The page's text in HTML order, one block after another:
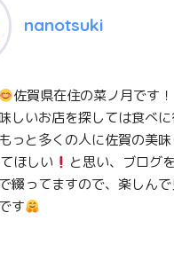
nanotsuki
佐賀県在住の菜ノ月です
しいお店を探しては食べ
っと多くの人に佐賀の美
ほしい と思い、ブログ
綴ってますので、楽しん
す